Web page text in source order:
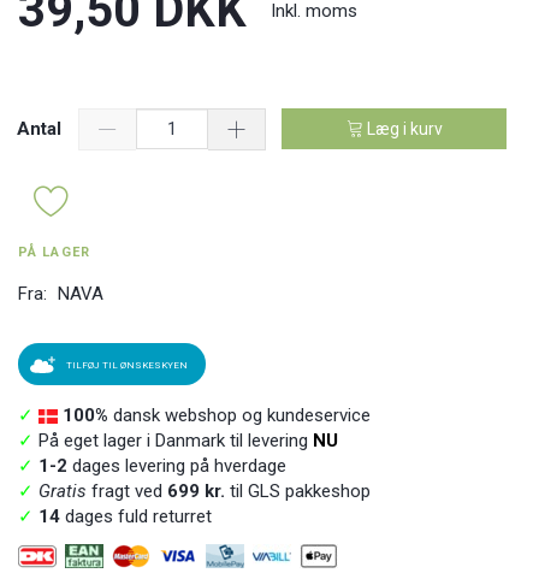
Inkl. moms
Antal Læg i kurv
PÅ LAGER
Fra: NAVA
TILFØJ TIL ØNSKESKYEN
✓ 100% dansk webshop og kundeservice
✓ På eget lager i Danmark til levering NU
✓ 1-2 dages levering på hverdage
✓ Gratis fragt ved 699 kr. til GLS pakkeshop
✓ 14 dages fuld returret